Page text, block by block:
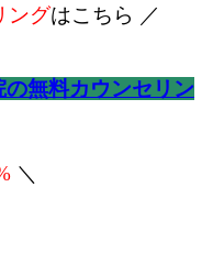
ングはこちら ／
無料カウンセリン
＼